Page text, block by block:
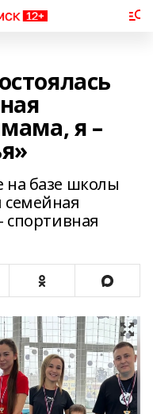
я –
на базе школы
семейная
спортивная